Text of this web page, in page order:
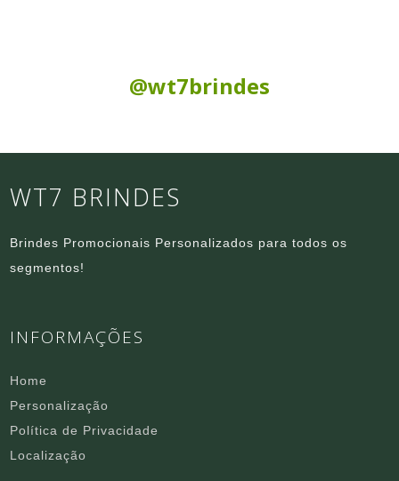
@wt7brindes
WT7 BRINDES
Brindes Promocionais Personalizados para todos os
segmentos!
INFORMAÇÕES
Home
Personalização
Política de Privacidade
Localização